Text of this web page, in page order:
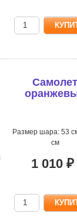
Самолет
Размер шара: 53
см
1 010 ₽